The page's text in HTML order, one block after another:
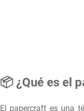
📦 ¿Qué es el
El papercraft es una